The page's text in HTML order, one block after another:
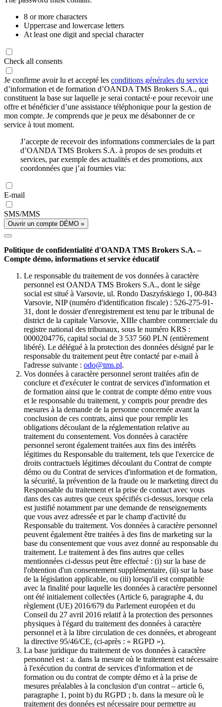
8 or more characters
Uppercase and lowercase letters
At least one digit and special character
Check all consents
Je confirme avoir lu et accepté les conditions générales du service
d’information et de formation d’OANDA TMS Brokers S.A., qui
constituent la base sur laquelle je serai contacté·e pour recevoir une
offre et bénéficier d’une assistance téléphonique pour la gestion de
mon compte. Je comprends que je peux me désabonner de ce
service à tout moment.
J’accepte de recevoir des informations commerciales de la part
d’OANDA TMS Brokers S.A. à propos de ses produits et
services, par exemple des actualités et des promotions, aux
coordonnées que j’ai fournies via:
E-mail
SMS/MMS
Ouvrir un compte DÉMO »
Politique de confidentialité d'OANDA TMS Brokers S.A. –
Compte démo, informations et service éducatif
Le responsable du traitement de vos données à caractère
personnel est OANDA TMS Brokers S.A., dont le siège
social est situé à Varsovie, ul. Rondo Daszyńskiego 1, 00-843
Varsovie, NIP (numéro d'identification fiscale) : 526-275-91-
31, dont le dossier d'enregistrement est tenu par le tribunal de
district de la capitale Varsovie, XIIIe chambre commerciale du
registre national des tribunaux, sous le numéro KRS :
0000204776, capital social de 3 537 560 PLN (entièrement
libéré). Le délégué à la protection des données désigné par le
responsable du traitement peut être contacté par e-mail à
l'adresse suivante : odo@tms.pl.
Vos données à caractère personnel seront traitées afin de
conclure et d'exécuter le contrat de services d'information et
de formation ainsi que le contrat de compte démo entre vous
et le responsable du traitement, y compris pour prendre des
mesures à la demande de la personne concernée avant la
conclusion de ces contrats, ainsi que pour remplir les
obligations découlant de la réglementation relative au
traitement du consentement. Vos données à caractère
personnel seront également traitées aux fins des intérêts
légitimes du Responsable du traitement, tels que l'exercice de
droits contractuels légitimes découlant du Contrat de compte
démo ou du Contrat de services d'information et de formation,
la sécurité, la prévention de la fraude ou le marketing direct du
Responsable du traitement et la prise de contact avec vous
dans des cas autres que ceux spécifiés ci-dessus, lorsque cela
est justifié notamment par une demande de renseignements
que vous avez adressée et par le champ d'activité du
Responsable du traitement. Vos données à caractère personnel
peuvent également être traitées à des fins de marketing sur la
base du consentement que vous avez donné au responsable du
traitement. Le traitement à des fins autres que celles
mentionnées ci-dessus peut être effectué : (i) sur la base de
l'obtention d'un consentement supplémentaire, (ii) sur la base
de la législation applicable, ou (iii) lorsqu'il est compatible
avec la finalité pour laquelle les données à caractère personnel
ont été initialement collectées (Article 6, paragraphe 4, du
règlement (UE) 2016/679 du Parlement européen et du
Conseil du 27 avril 2016 relatif à la protection des personnes
physiques à l'égard du traitement des données à caractère
personnel et à la libre circulation de ces données, et abrogeant
la directive 95/46/CE, (ci-après : « RGPD »).
La base juridique du traitement de vos données à caractère
personnel est : a. dans la mesure où le traitement est nécessaire
à l'exécution du contrat de services d'information et de
formation ou du contrat de compte démo et à la prise de
mesures préalables à la conclusion d'un contrat – article 6,
paragraphe 1, point b) du RGPD ; b. dans la mesure où le
traitement des données est nécessaire pour permettre au